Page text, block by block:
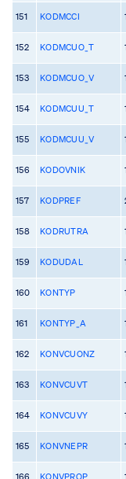
151 KODMCCI
152 KODMCUO_T
153 KODMCUO_V
154 KODMCUU_T
155 KODMCUU_V
156 KODOVNIK
157 KODPREF
158 KODRUTRA
159 KODUDAL
160 KONTYP
161 KONTYP_A
162 KONVCUONZ
163 KONVCUVT
164 KONVCUVY
165 KONVNEPR
166 KONVPROP